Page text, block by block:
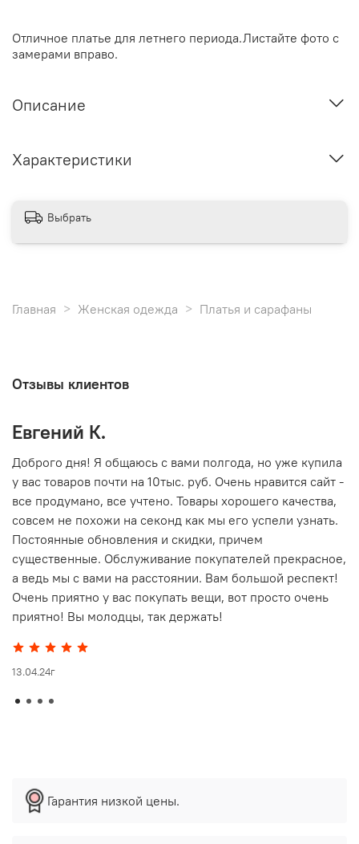
Отличное платье для летнего периода.Листайте фото с
замерами вправо.
Описание
Характеристики
Выбрать
Главная Женская одежда Платья и сарафаны
Отзывы клиентов
Евгений К.
Доброго дня! Я общаюсь с вами полгода, но уже купила
у вас товаров почти на 10тыс. руб. Очень нравится сайт -
все продумано, все учтено. Товары хорошего качества,
совсем не похожи на секонд как мы его успели узнать.
Постоянные обновления и скидки, причем
существенные. Обслуживание покупателей прекрасное,
а ведь мы с вами на расстоянии. Вам большой респект!
Очень приятно у вас покупать вещи, вот просто очень
приятно! Вы молодцы, так держать!
13.04.24г
Гарантия низкой цены.